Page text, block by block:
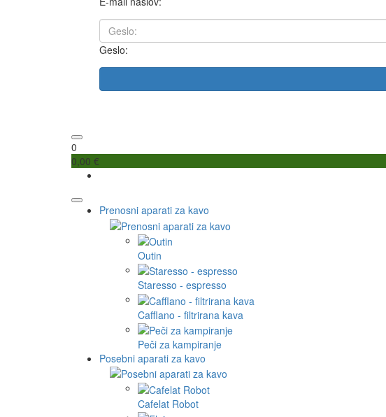
Geslo:
0
0,00 €
Prenosni aparati za kavo
Outin
Staresso - espresso
Cafflano - filtrirana kava
Peči za kampiranje
Posebni aparati za kavo
Cafelat Robot